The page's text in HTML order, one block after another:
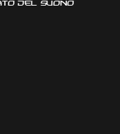
Del Suono